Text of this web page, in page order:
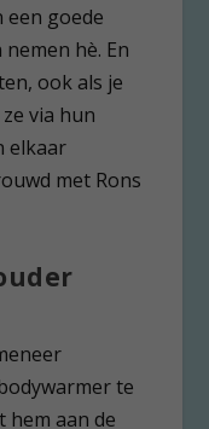
een goede
hè. En
ook als je
via hun
elkaar
met Rons
te
hem aan de